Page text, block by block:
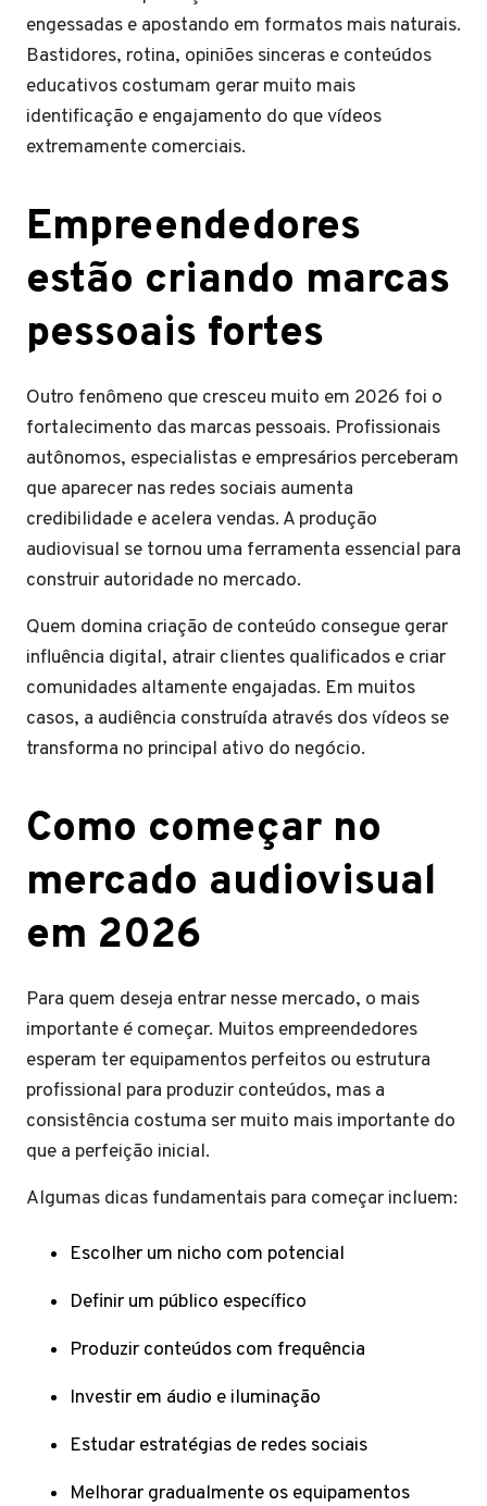
engessadas e apostando em formatos mais naturais.
Bastidores, rotina, opiniões sinceras e conteúdos
educativos costumam gerar muito mais
identificação e engajamento do que vídeos
extremamente comerciais.
Empreendedores
estão criando marcas
pessoais fortes
Outro fenômeno que cresceu muito em 2026 foi o
fortalecimento das marcas pessoais. Profissionais
autônomos, especialistas e empresários perceberam
que aparecer nas redes sociais aumenta
credibilidade e acelera vendas. A produção
audiovisual se tornou uma ferramenta essencial para
construir autoridade no mercado.
Quem domina criação de conteúdo consegue gerar
influência digital, atrair clientes qualificados e criar
comunidades altamente engajadas. Em muitos
casos, a audiência construída através dos vídeos se
transforma no principal ativo do negócio.
Como começar no
mercado audiovisual
em 2026
Para quem deseja entrar nesse mercado, o mais
importante é começar. Muitos empreendedores
esperam ter equipamentos perfeitos ou estrutura
profissional para produzir conteúdos, mas a
consistência costuma ser muito mais importante do
que a perfeição inicial.
Algumas dicas fundamentais para começar incluem:
Escolher um nicho com potencial
Definir um público específico
Produzir conteúdos com frequência
Investir em áudio e iluminação
Estudar estratégias de redes sociais
Melhorar gradualmente os equipamentos